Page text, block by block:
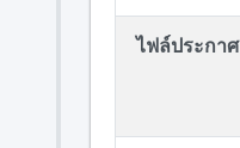
ไฟล์ประกาศ